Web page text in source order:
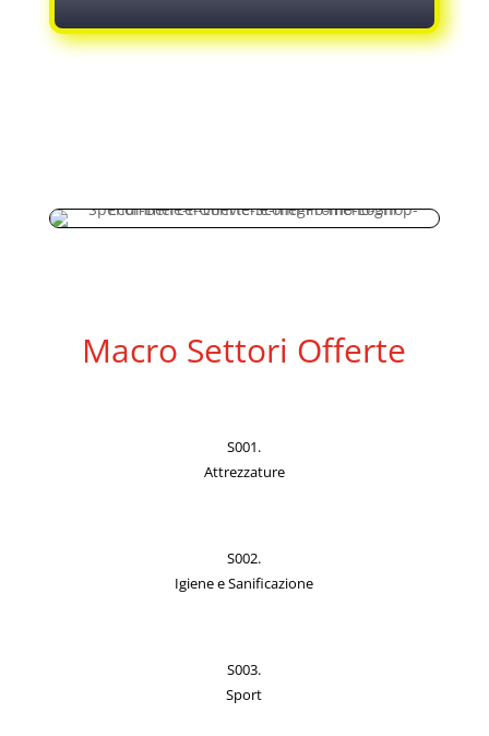
Macro Settori Offerte
S001.
Attrezzature
S002.
Igiene e Sanificazione
S003.
Sport